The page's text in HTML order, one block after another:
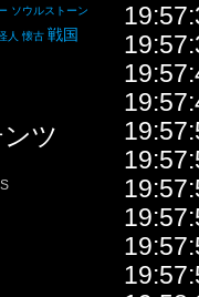
ソウルストーン
人 懐古 戦国
ツ